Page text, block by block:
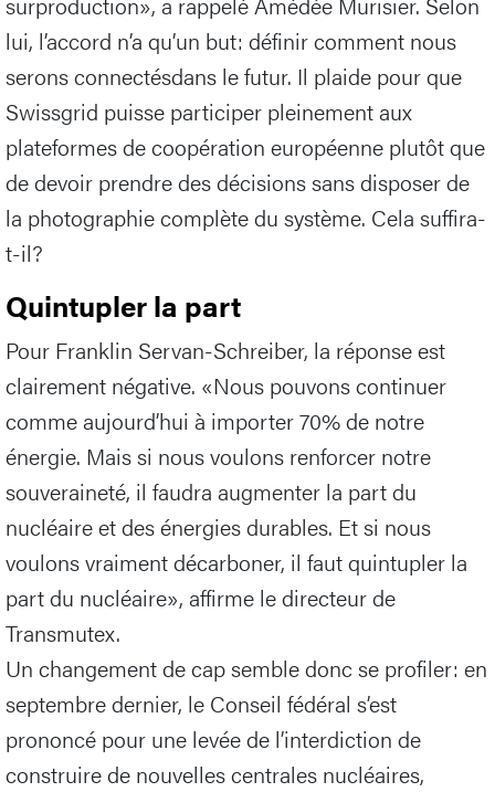
lui, l’accord n’a qu’un but: définir comment nous
serons connectésdans le futur. Il plaide pour que
Swissgrid puisse participer pleinement aux
plateformes de coopération européenne plutôt que
de devoir prendre des décisions sans disposer de
la photographie complète du système. Cela suffira-
t-il?
Quintupler la part
Pour Franklin Servan-Schreiber, la réponse est
clairement négative. «Nous pouvons continuer
comme aujourd’hui à importer 70% de notre
énergie. Mais si nous voulons renforcer notre
souveraineté, il faudra augmenter la part du
nucléaire et des énergies durables. Et si nous
voulons vraiment décarboner, il faut quintupler la
part du nucléaire», affirme le directeur de
Transmutex.
Un changement de cap semble donc se profiler: en
septembre dernier, le Conseil fédéral s’est
prononcé pour une levée de l’interdiction de
construire de nouvelles centrales nucléaires,